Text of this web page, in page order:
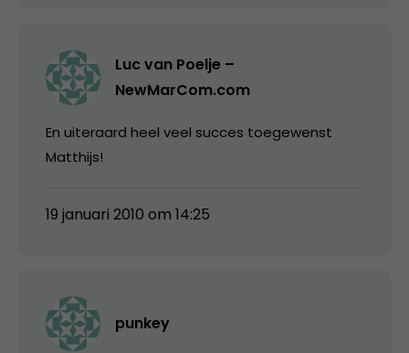
Luc van Poelje –
NewMarCom.com
En uiteraard heel veel succes toegewenst
Matthijs!
19 januari 2010 om 14:25
punkey